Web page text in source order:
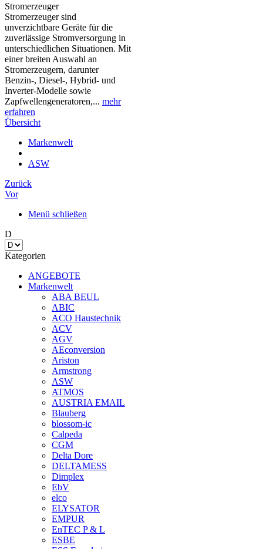
Stromerzeuger
Stromerzeuger sind
unverzichtbare Geräte für die
zuverlässige Stromversorgung in
unterschiedlichen Situationen. Mit
einer breiten Auswahl an
Stromerzeugern, darunter
Benzin-, Diesel-, Hybrid- und
Inverter-Modelle sowie
Zapfwellengeneratoren,... mehr
erfahren
Übersicht
Markenwelt
ASW
Zurück
Vor
Menü schließen
D
Kategorien
ANGEBOTE
Markenwelt
ABA BEUL
ABIC
ACO Haustechnik
ACV
AGV
AEconversion
Ariston
Armstrong
ASW
ATMOS
AUSTRIA EMAIL
Blauberg
blossom-ic
Calpeda
CGM
Delta Dore
DELTAMESS
Dimplex
EbV
elco
ELYSATOR
EMPUR
EnTEC P & L
ESBE